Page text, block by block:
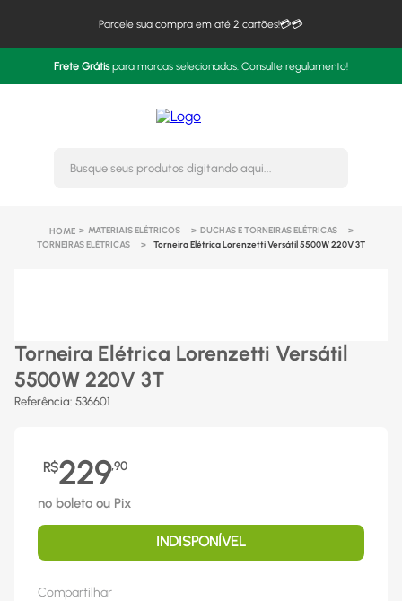
Parcele sua compra em até 2 cartões!💳💳
Frete Grátispara marcas selecionadas. Consulte regulamento!
Busque seus produtos
MATERIAIS ELÉTRICOS
DUCHAS E TORNEIRAS ELÉTRICAS
TORNEIRAS ELÉTRICAS
Torneira Elétrica Lorenzetti Versátil 5500W 220V 3T
Torneira Elétrica Lorenzetti Versátil
5500W 220V 3T
Referência: 536601
R$229,90
no boleto ou Pix
INDISPONÍVEL
Compartilhar